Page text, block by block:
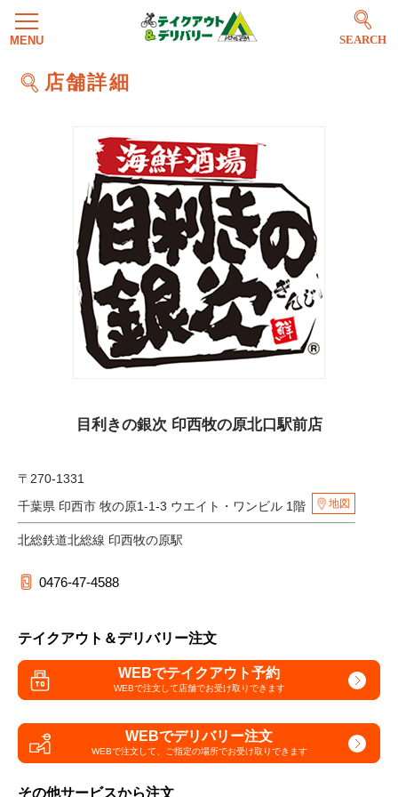
SEARCH
店舗詳細
目利きの銀次 印西牧の原北口駅前店
〒270-1331
千葉県 印西市 牧の原1-1-3 ウエイト・ワンビル 1階
地図
北総鉄道北総線 印西牧の原駅
0476-47-4588
テイクアウト＆デリバリー注文
WEBでテイクアウト予約
WEBで注文して店舗でお受け取りできます
WEBでデリバリー注文
WEBで注文して、 ご指定の場所でお受け取りできます
その他サービスから注文